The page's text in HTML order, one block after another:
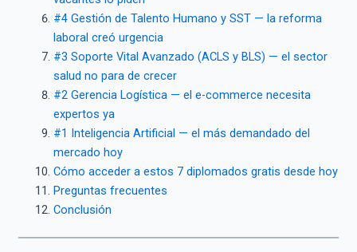
#4 Gestión de Talento Humano y SST — la reforma
laboral creó urgencia
#3 Soporte Vital Avanzado (ACLS y BLS) — el sector
salud no para de crecer
#2 Gerencia Logística — el e-commerce necesita
expertos ya
#1 Inteligencia Artificial — el más demandado del
mercado hoy
Cómo acceder a estos 7 diplomados gratis desde hoy
Preguntas frecuentes
Conclusión